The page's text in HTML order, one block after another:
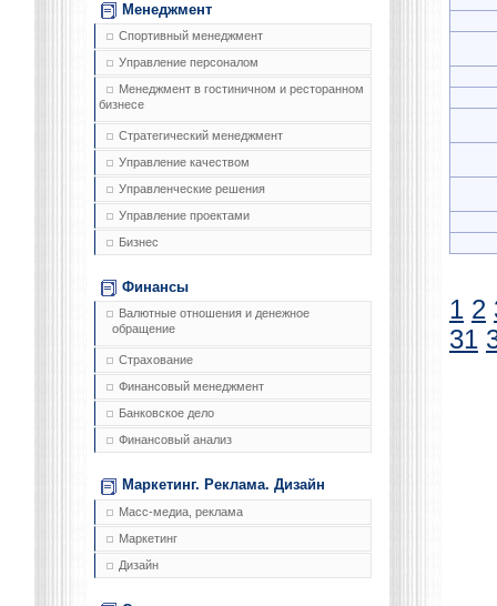
Менеджмент
Спортивный менеджмент
Управление персоналом
Менеджмент в гостиничном и ресторанном
бизнесе
Стратегический менеджмент
Управление качеством
Управленческие решения
Управление проектами
Бизнес
Финансы
Валютные отношения и денежное
обращение
Страхование
Финансовый менеджмент
Банковское дело
Финансовый анализ
Маркетинг. Реклама. Дизайн
Масс-медиа, реклама
Маркетинг
Дизайн
1 2
31